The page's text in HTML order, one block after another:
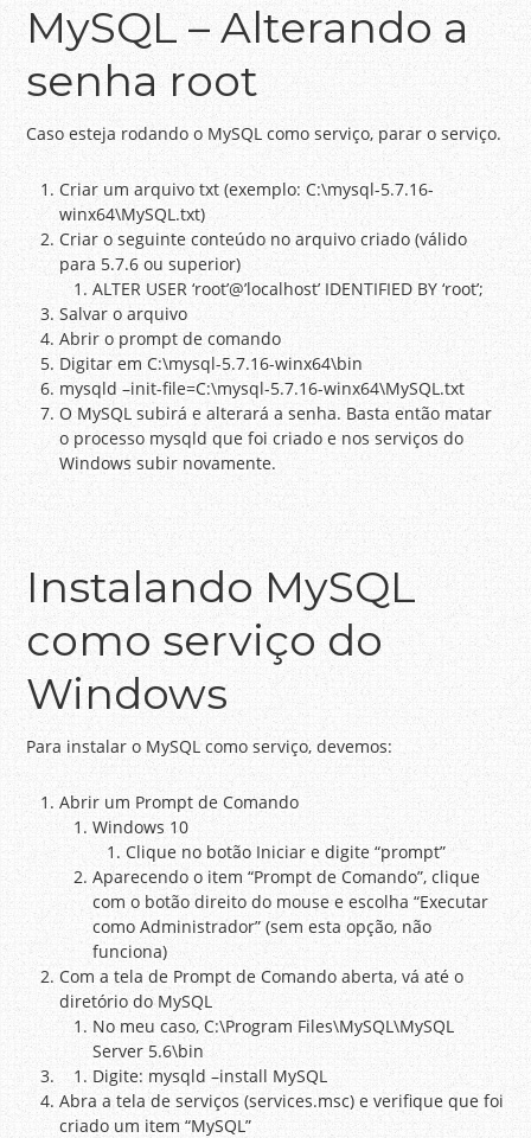
MySQL – Alterando a
senha root
Caso esteja rodando o MySQL como serviço, parar o serviço.
Criar um arquivo txt (exemplo: C:\mysql-5.7.16-
winx64\MySQL.txt)
Criar o seguinte conteúdo no arquivo criado (válido
para 5.7.6 ou superior)
ALTER USER ‘root’@’localhost’ IDENTIFIED BY ‘root’;
Salvar o arquivo
Abrir o prompt de comando
Digitar em C:\mysql-5.7.16-winx64\bin
mysqld –init-file=C:\mysql-5.7.16-winx64\MySQL.txt
O MySQL subirá e alterará a senha. Basta então matar
o processo mysqld que foi criado e nos serviços do
Windows subir novamente.
Instalando MySQL
como serviço do
Windows
Para instalar o MySQL como serviço, devemos:
Abrir um Prompt de Comando
Windows 10
Clique no botão Iniciar e digite “prompt”
Aparecendo o item “Prompt de Comando”, clique
com o botão direito do mouse e escolha “Executar
como Administrador” (sem esta opção, não
funciona)
Com a tela de Prompt de Comando aberta, vá até o
diretório do MySQL
No meu caso, C:\Program Files\MySQL\MySQL
Server 5.6\bin
Digite: mysqld –install MySQL
Abra a tela de serviços (services.msc) e verifique que foi
criado um item “MySQL”